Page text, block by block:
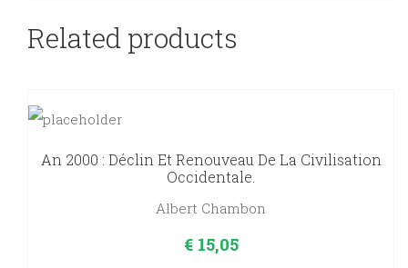
Related products
An 2000 : Déclin Et Renouveau De La Civilisation
Occidentale.
Albert Chambon
€15,05